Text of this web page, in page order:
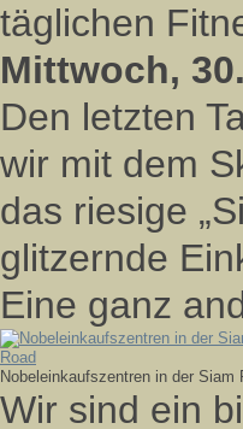
täglichen
Mittwoch,
Den letzten
wir mit dem
das riesige
glitzernde
Eine ganz
Nobeleinkaufszentren in der Siam
Wir sind ein